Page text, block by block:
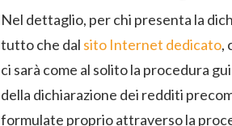
Nel dettaglio, per chi presenta la
tutto che dal sito Internet dedicato,
ci sarà come al solito la procedura
della dichiarazione dei redditi
formulate proprio attraverso la